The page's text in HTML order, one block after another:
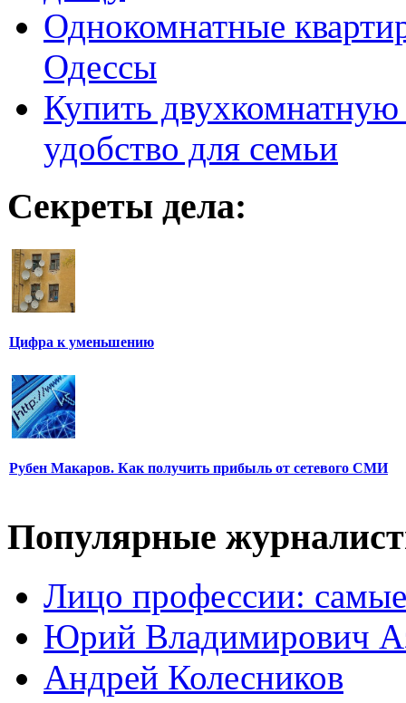
Однокомнатные
Одессы
Купить
удобство для семьи
Секреты дела:
Цифра к уменьшению
Рубен Макаров. Как получить прибыль от сетевого СМИ
Популярные
Лицо профессии:
Юрий Владимирович
Андрей Колесников